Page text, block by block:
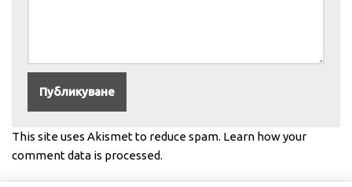
This site uses Akismet to reduce spam. Learn how your
comment data is processed.